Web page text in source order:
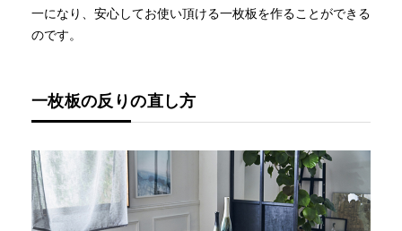
一になり、安心してお使い頂ける一枚板を作ることができる
のです。
一枚板の反りの直し方